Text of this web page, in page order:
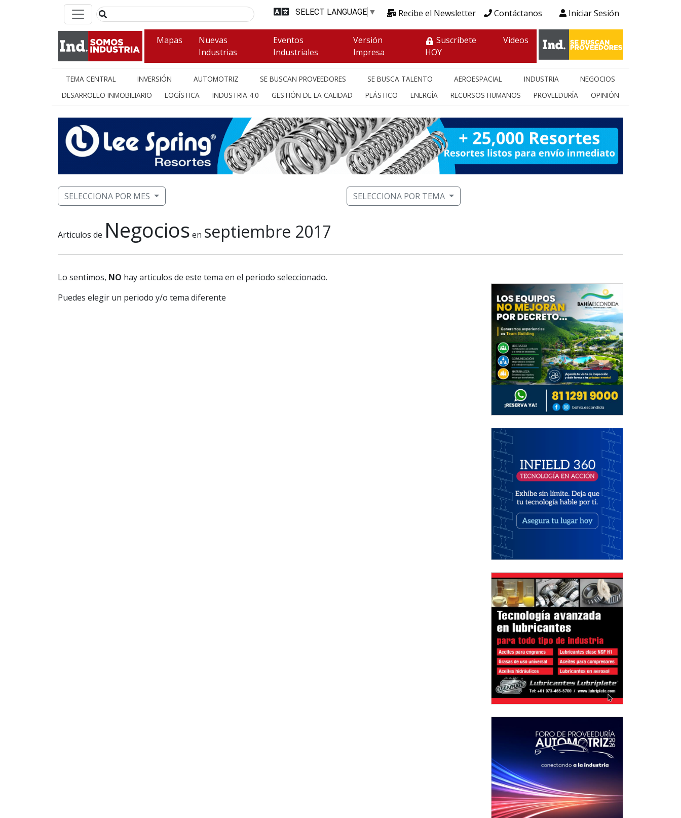
SELECT LANGUAGE ▼ Recibe el Newsletter Contáctanos Iniciar Sesión
Mapas
Nuevas
Industrias
Eventos
Industriales
Versión
Impresa
Suscríbete
HOY
Videos
TEMA CENTRAL INVERSIÓN AUTOMOTRIZ SE BUSCAN PROVEEDORES SE BUSCA TALENTO AEROESPACIAL INDUSTRIA
NEGOCIOS
DESARROLLO INMOBILIARIO
LOGÍSTICA INDUSTRIA 4.0 GESTIÓN DE LA CALIDAD PLÁSTICO ENERGÍA RECURSOS HUMANOS PROVEEDURÍA OPINIÓN
SELECCIONA POR MES SELECCIONA POR TEMA
Articulos de Negocios en septiembre 2017
Lo sentimos, NO hay articulos de este tema en el periodo seleccionado.
Puedes elegir un periodo y/o tema diferente